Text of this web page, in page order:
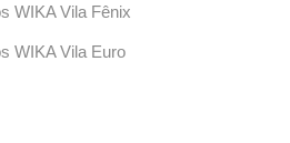
WIKA Vila Fênix
WIKA Vila Euro